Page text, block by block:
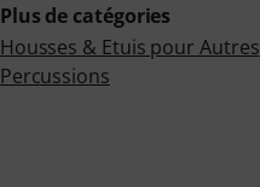
Plus de catégories
Housses & Etuis pour Autres
Percussions